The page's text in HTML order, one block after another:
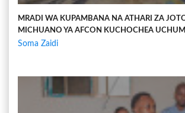
MRADI WA KUPAMBANA NA ATHARI ZA
MICHUANO YA AFCON KUCHOCHEA
Soma Zaidi